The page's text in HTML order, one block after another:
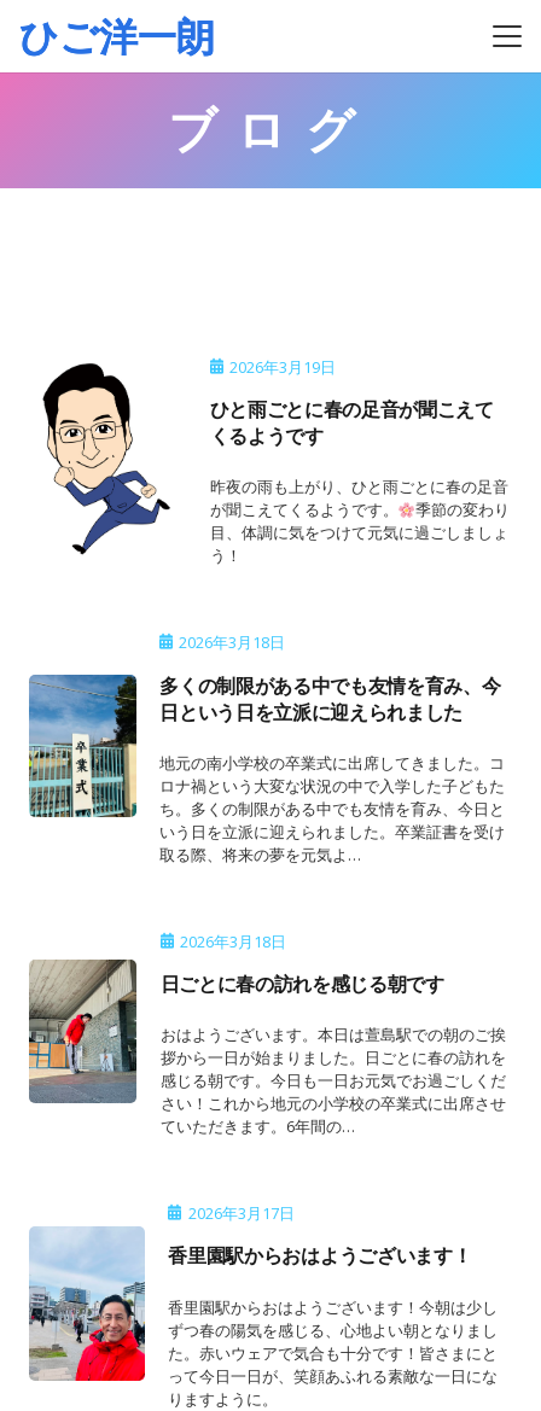
ひご洋一朗
ブログ
2026年3月19日
ひと雨ごとに春の足音が聞こえて
くるようです
昨夜の雨も上がり、ひと雨ごとに春の足音
が聞こえてくるようです。
季節の変わり
目、体調に気をつけて元気に過ごしましょ
う！
2026年3月18日
多くの制限がある中でも友情を育み、今
日という日を立派に迎えられました
地元の南小学校の卒業式に出席してきました。コ
ロナ禍という大変な状況の中で入学した子どもた
ち。多くの制限がある中でも友情を育み、今日と
いう日を立派に迎えられました。卒業証書を受け
取る際、将来の夢を元気よ…
2026年3月18日
日ごとに春の訪れを感じる朝です
おはようございます。本日は萱島駅での朝のご挨
拶から一日が始まりました。日ごとに春の訪れを
感じる朝です。今日も一日お元気でお過ごしくだ
さい！これから地元の小学校の卒業式に出席させ
ていただきます。6年間の…
2026年3月17日
香里園駅からおはようございます！
香里園駅からおはようございます！今朝は少し
ずつ春の陽気を感じる、心地よい朝となりまし
た。赤いウェアで気合も十分です！皆さまにと
って今日一日が、笑顔あふれる素敵な一日にな
りますように。